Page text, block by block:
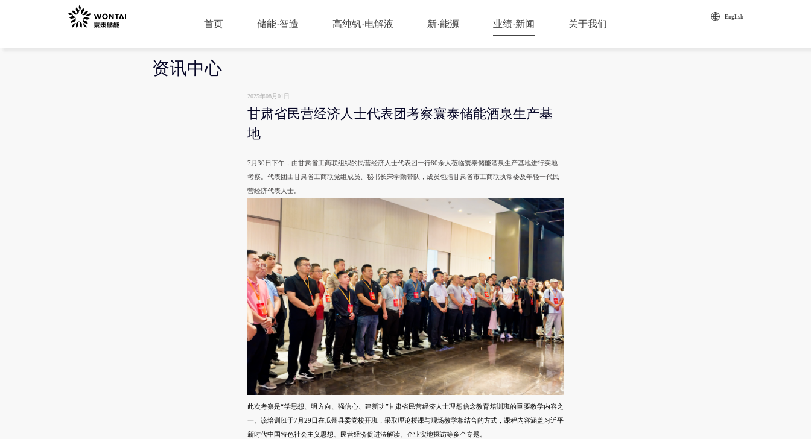
首页 储能·智造
▲
储能设备工厂
100kW储能设备
750kW 储能系统
高纯钒·电解液
▲
敦煌五一山钒矿
新·能源
▲
寰泰能源
业绩·新闻
▲
应用案例
关于我们
English
资讯中心
2025年08月01日
甘肃省民营经济人士代表团考察寰泰储能酒泉生产基
地
7月30日下午，由甘肃省工商联组织的民营经济人士代表团一行80余人莅临寰泰储能酒泉生产基地进行实地
考察。代表团由甘肃省工商联党组成员、秘书长宋学勤带队，成员包括甘肃省市工商联执常委及年轻一代民
营经济代表人士。
此次考察是“学思想、明方向、强信心、建新功”甘肃省民营经济人士理想信念教育培训班的重要教学内容之
一。该培训班于7月29日在瓜州县委党校开班，采取理论授课与现场教学相结合的方式，课程内容涵盖习近平
新时代中国特色社会主义思想、民营经济促进法解读、企业实地探访等多个专题。